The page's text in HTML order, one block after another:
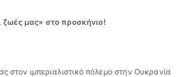
ζωές μας» στο προσκήνιο!
στον ιμπεριαλιστικό πόλεμο στην Ουκρανία